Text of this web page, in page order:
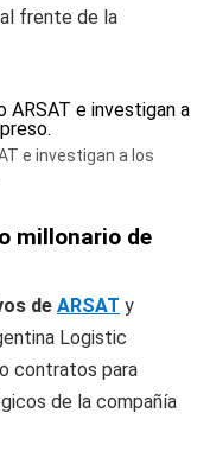
al frente de la
e investigan a los
millonario de
de ARSAT y
Logistic
contratos para
de la compañía